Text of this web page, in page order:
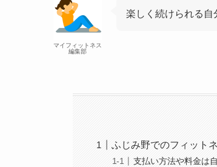
マイフィットネス
編集部
楽しく続けられる自
ふじみ野でのフィット
支払い方法や料金は